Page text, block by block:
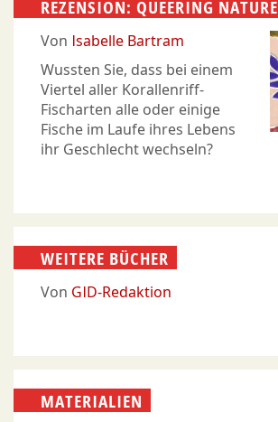
REZENSION: QUEERING NATURE
Von Isabelle Bartram
Wussten Sie, dass bei einem
Viertel aller Korallenriff-
Fischarten alle oder einige
Fische im Laufe ihres Lebens
ihr Geschlecht wechseln?
WEITERE BÜCHER
Von GID-Redaktion
MATERIALIEN